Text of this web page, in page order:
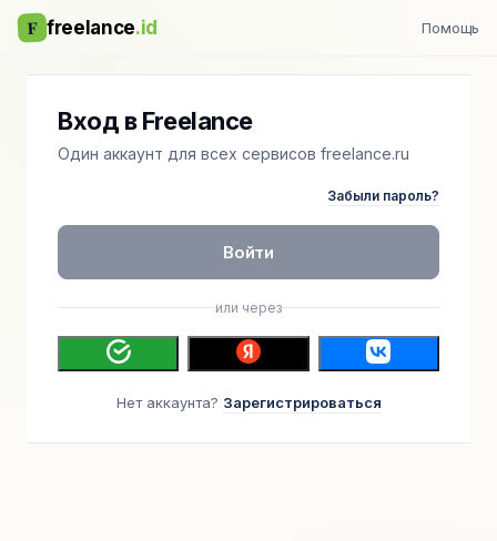
F freelance.id Помощь
Вход в Freelance
Один аккаунт для всех сервисов freelance.ru
Забыли пароль?
Войти
или через
Нет аккаунта? Зарегистрироваться